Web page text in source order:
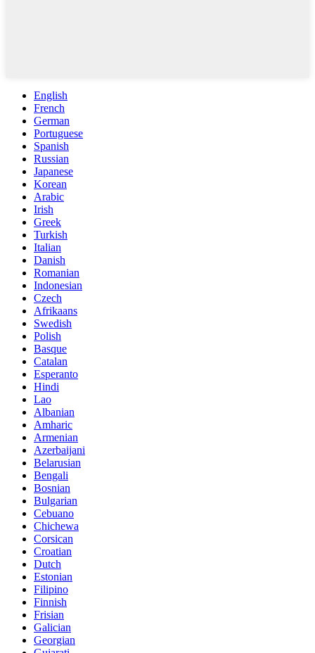
English
French
German
Portuguese
Spanish
Russian
Japanese
Korean
Arabic
Irish
Greek
Turkish
Italian
Danish
Romanian
Indonesian
Czech
Afrikaans
Swedish
Polish
Basque
Catalan
Esperanto
Hindi
Lao
Albanian
Amharic
Armenian
Azerbaijani
Belarusian
Bengali
Bosnian
Bulgarian
Cebuano
Chichewa
Corsican
Croatian
Dutch
Estonian
Filipino
Finnish
Frisian
Galician
Georgian